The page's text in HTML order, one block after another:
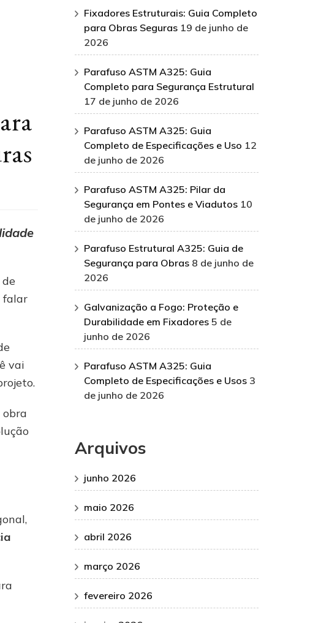
falar
vai
obra
Fixadores Estruturais: Guia Completo
para Obras Seguras 19 de junho de
2026
Parafuso ASTM A325: Guia
Completo para Segurança Estrutural
17 de junho de 2026
Parafuso ASTM A325: Guia
Completo de Especificações e Uso 12
de junho de 2026
Parafuso ASTM A325: Pilar da
Segurança em Pontes e Viadutos 10
de junho de 2026
Parafuso Estrutural A325: Guia de
Segurança para Obras 8 de junho de
2026
Galvanização a Fogo: Proteção e
Durabilidade em Fixadores 5 de
junho de 2026
Parafuso ASTM A325: Guia
Completo de Especificações e Usos 3
de junho de 2026
Arquivos
junho 2026
maio 2026
abril 2026
março 2026
fevereiro 2026